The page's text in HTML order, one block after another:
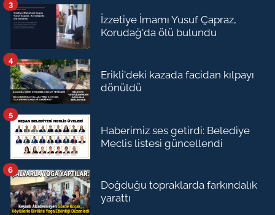
İzzetiye İmamı Yusuf Çapraz,
Korudağ'da ölü bulundu
3
Erikli'deki kazada facidan kılpayı
dönüldü
4
Haberimiz ses getirdi: Belediye
Meclis listesi güncellendi
5
Doğduğu topraklarda farkındalık
yarattı
6